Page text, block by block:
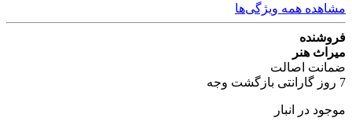
مشاهده همه ویژگی‌ها
فروشنده
میراث هنر
ضمانت اصالت
7 روز گارانتی بازگشت وجه
موجود در انبار